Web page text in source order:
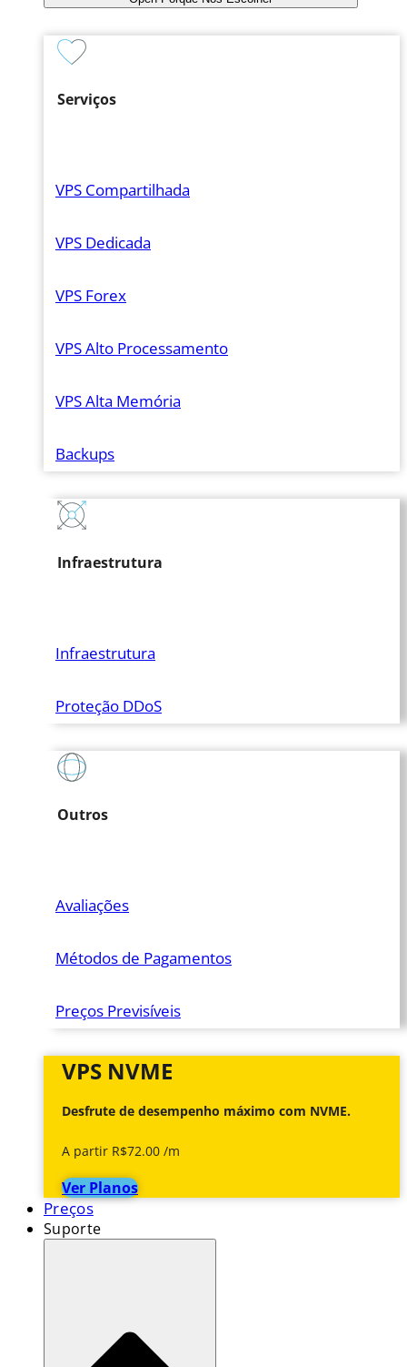
Serviços
VPS Compartilhada
VPS Dedicada
VPS Forex
VPS Alto Processamento
VPS Alta Memória
Backups
Infraestrutura
Infraestrutura
Proteção DDoS
Outros
Avaliações
Métodos de Pagamentos
Preços Previsíveis
VPS NVME
Desfrute de desempenho máximo com NVME.
A partir R$72.00 /m
Ver Planos
Preços
Suporte